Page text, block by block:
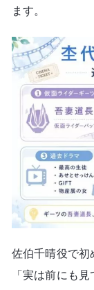
ます。
佐伯千晴役で初
「実は前にも